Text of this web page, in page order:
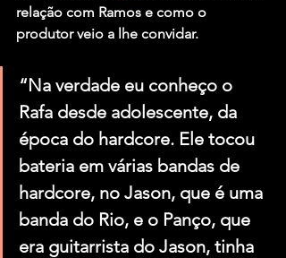
relação com Ramos e como o
produtor veio a lhe convidar.
“Na verdade eu conheço o
Rafa desde adolescente, da
época do hardcore. Ele tocou
bateria em várias bandas de
hardcore, no Jason, que é uma
banda do Rio, e o Panço, que
era guitarrista do Jason, tinha